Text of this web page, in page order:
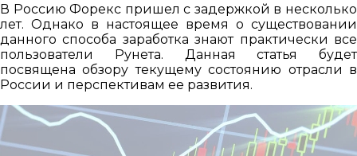
В Россию Форекс пришел с задержкой в несколько
лет. Однако в настоящее время о существовании
данного способа заработка знают практически все
пользователи Рунета. Данная статья будет
посвящена обзору текущему состоянию отрасли в
России и перспективам ее развития.